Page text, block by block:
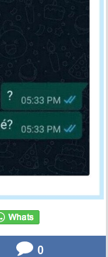
0